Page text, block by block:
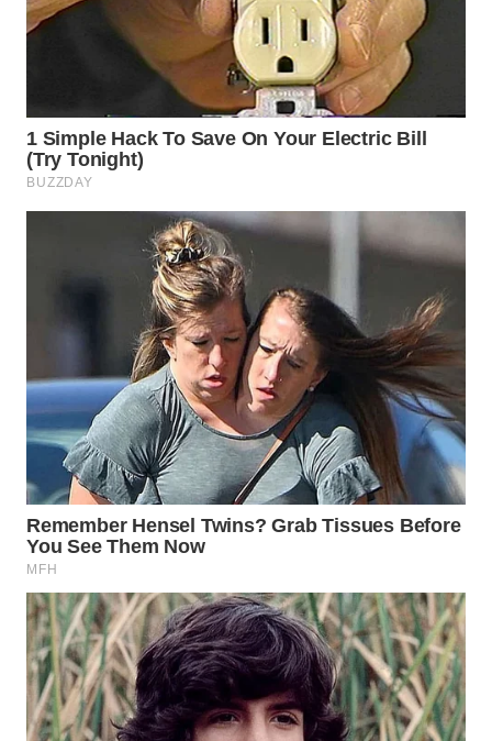
PADANG
SUMEDANG
WN
KEPULAUAN
TANGERANG
WN
BINJAI
WN
CIREBON
WN
INDRAMAYU
WN
KUNINGAN